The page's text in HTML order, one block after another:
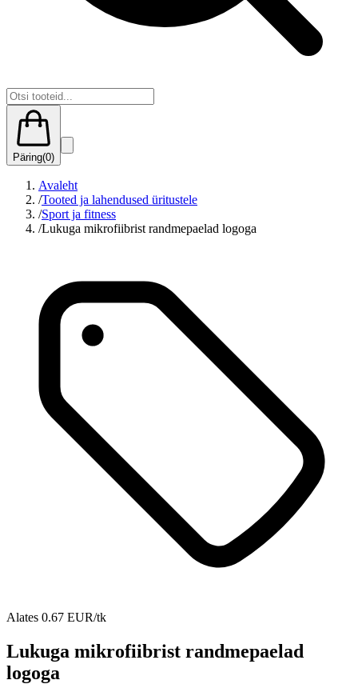
Päring(0)
Avaleht
/Tooted ja lahendused üritustele
/Sport ja fitness
/Lukuga mikrofiibrist randmepaelad logoga
Alates 0.67 EUR/tk
Lukuga mikrofiibrist randmepaelad
logoga